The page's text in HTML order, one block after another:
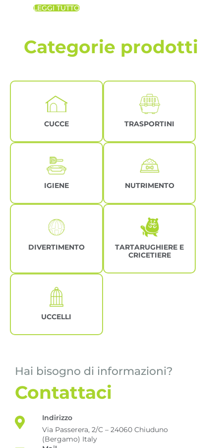
LEGGI TUTTO
Categorie prodotti
CUCCE TRASPORTINI
IGIENE NUTRIMENTO
DIVERTIMENTO
TARTARUGHIERE E
CRICETIERE
UCCELLI
Hai bisogno di informazioni?
Contattaci
Indirizzo
Via Passerera, 2/C – 24060 Chiuduno
(Bergamo) Italy